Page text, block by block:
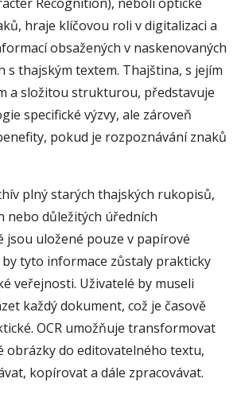
hraje klíčovou roli v digitalizaci a
obsažených v naskenovaných
s thajským textem. Thajština, s jejím
a složitou strukturou, představuje
specifické výzvy, ale zároveň
pokud je rozpoznávání znaků
plný starých thajských rukopisů,
nebo důležitých úředních
jsou uložené pouze v papírové
by tyto informace zůstaly prakticky
veřejnosti. Uživatelé by museli
každý dokument, což je časově
OCR umožňuje transformovat
obrázky do editovatelného textu,
kopírovat a dále zpracovávat.